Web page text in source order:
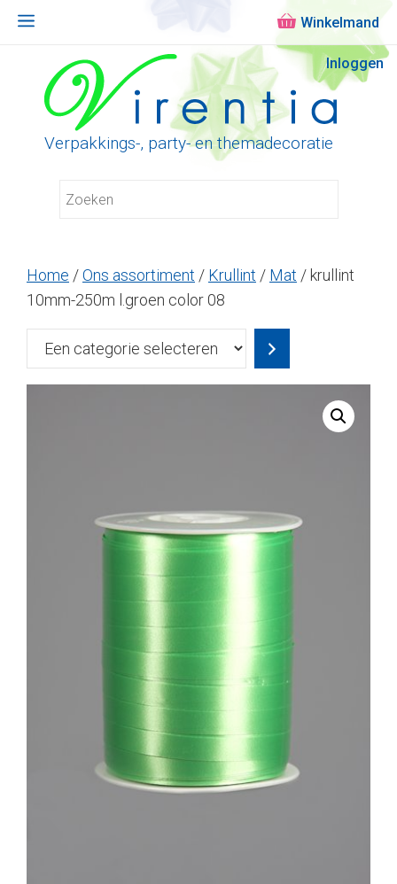
Inloggen
Verpakkings-, party- en themadecoratie
Menu
Home /Ons assortiment / Krullint / Mat / krullint
10mm-250m l.groen color 08
Een
categorie
selecteren